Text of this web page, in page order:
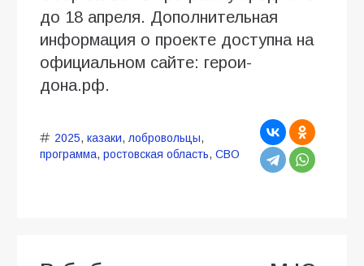
до 18 апреля. Дополнительная
информация о проекте доступна на
официальном сайте: герои-
дона.рф.
2025, казаки, лобровольцы,
программа, ростовская область, СВО